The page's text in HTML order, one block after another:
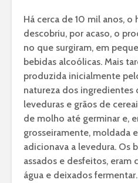
Há cerca de 10 mil anos,
descobriu, por acaso, o
no que surgiram, em
bebidas alcoólicas. Mais
produzida inicialmente
natureza dos ingredientes
leveduras e grãos de
de molho até germinar e,
grosseiramente, moldada
adicionava a levedura. Os
assados e desfeitos, eram
água e deixados fermentar.